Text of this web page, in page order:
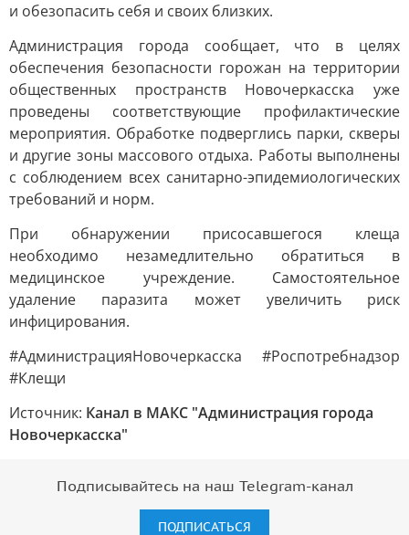
и обезопасить себя и своих близких.
Администрация города сообщает, что в целях
обеспечения безопасности горожан на территории
общественных пространств Новочеркасска уже
проведены соответствующие профилактические
мероприятия. Обработке подверглись парки, скверы
и другие зоны массового отдыха. Работы выполнены
с соблюдением всех санитарно-эпидемиологических
требований и норм.
При обнаружении присосавшегося клеща
необходимо незамедлительно обратиться в
медицинское учреждение. Самостоятельное
удаление паразита может увеличить риск
инфицирования.
#АдминистрацияНовочеркасска #Роспотребнадзор
#Клещи
Источник: Канал в МАКС "Администрация города
Новочеркасска"
Подписывайтесь на наш Telegram-канал
ПОДПИСАТЬСЯ